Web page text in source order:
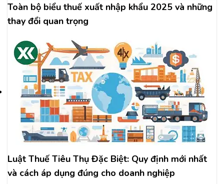
Toàn bộ biểu thuế xuất nhập khẩu 2025 và những
thay đổi quan trọng
Luật Thuế Tiêu Thụ Đặc Biệt: Quy định mới nhất
và cách áp dụng đúng cho doanh nghiệp